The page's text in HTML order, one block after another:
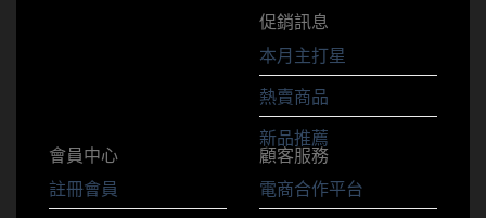
促銷訊息
本月主打星
熱賣商品
新品推薦
會員中心
註冊會員
顧客服務
電商合作平台